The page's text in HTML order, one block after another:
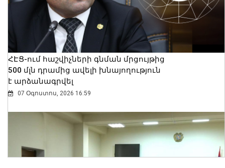
ՀԷՑ-ում հաշվիչների գնման մրցույթից
500 մլն դրամից ավելի խնայողություն
է արձանագրվել
07 Օգոստոս, 2026 16:59